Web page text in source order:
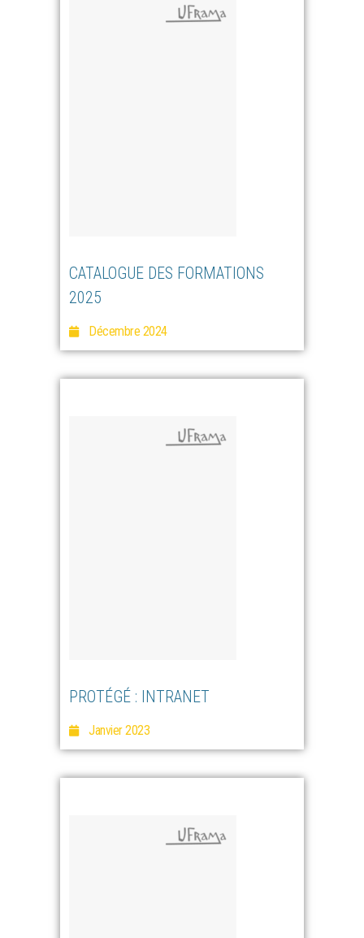
CATALOGUE DES FORMATIONS
2025
Décembre 2024
PROTÉGÉ : INTRANET
Janvier 2023